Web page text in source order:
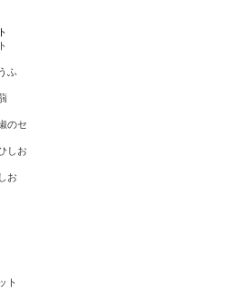
ふ
のセ
しお
お
ト